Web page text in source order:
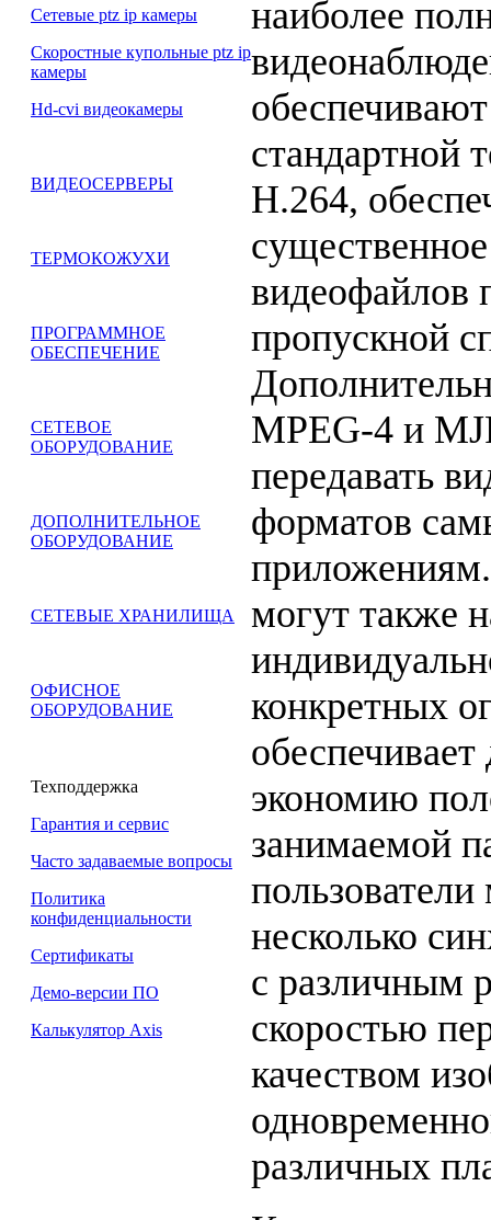
Сетевые ptz ip камеры
Скоростные купольные ptz ip
камеры
Hd-cvi видеокамеры
ВИДЕОСЕРВЕРЫ
ТЕРМОКОЖУХИ
ПРОГРАММНОЕ
ОБЕСПЕЧЕНИЕ
СЕТЕВОЕ
ОБОРУДОВАНИЕ
ДОПОЛНИТЕЛЬНОЕ
ОБОРУДОВАНИЕ
СЕТЕВЫЕ ХРАНИЛИЩА
ОФИСНОЕ
ОБОРУДОВАНИЕ
Техподдержка
Гарантия и сервис
Часто задаваемые вопросы
Политика
конфиденциальности
Сертификаты
Демо-версии ПО
Калькулятор Axis
наиболее
стандартной
H.264,
видеофайлов
пропускной
MPEG-4 и
передавать
форматов
могут также
конкретных
экономию
занимаемой
несколько
с различным
скоростью
качеством
различных